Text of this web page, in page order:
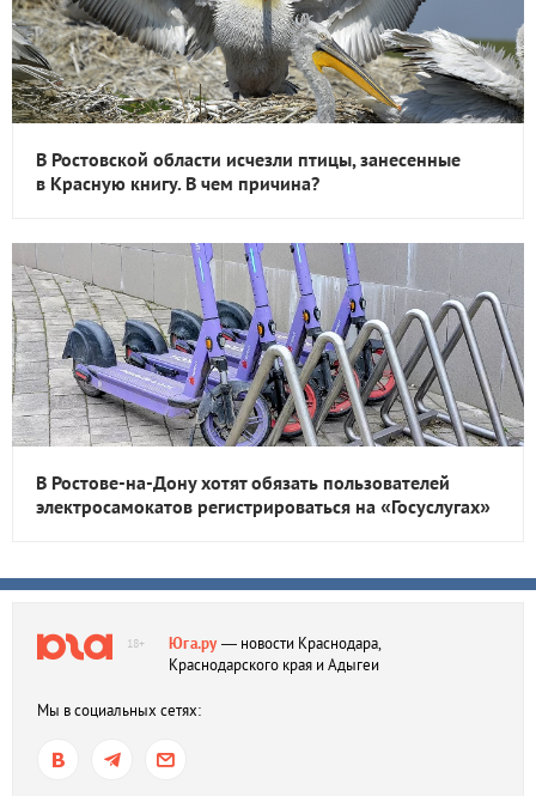
В Ростовской области исчезли птицы, занесенные
в Красную книгу. В чем причина?
В Ростове-на-Дону хотят обязать пользователей
электросамокатов регистрироваться на «Госуслугах»
18+ Юга.ру— новости Краснодара,
Краснодарского края и Адыгеи
Мы в социальных сетях: